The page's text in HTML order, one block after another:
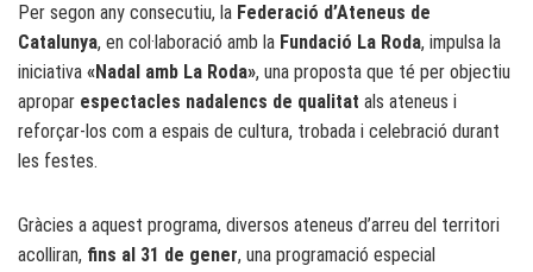
Per segon any consecutiu, la Federació d’Ateneus de
Catalunya, en col·laboració amb la Fundació La Roda, impulsa la
iniciativa «Nadal amb La Roda», una proposta que té per objectiu
apropar espectacles nadalencs de qualitat als ateneus i
reforçar-los com a espais de cultura, trobada i celebració durant
les festes.
Gràcies a aquest programa, diversos ateneus d’arreu del territori
acolliran, fins al 31 de gener, una programació especial